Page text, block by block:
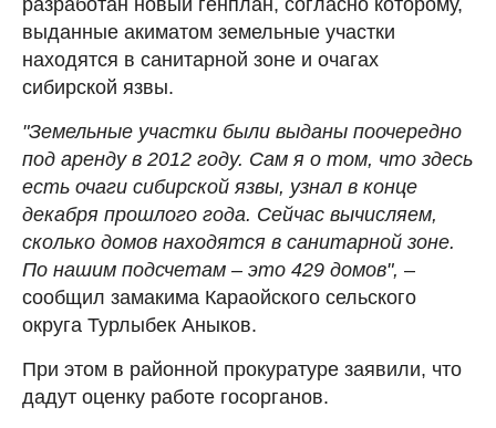
выданные акиматом земельные участки
находятся в санитарной зоне и очагах
сибирской язвы.
"Земельные участки были выданы поочередно
под аренду в 2012 году. Сам я о том, что здесь
есть очаги сибирской язвы, узнал в конце
декабря прошлого года. Сейчас вычисляем,
сколько домов находятся в санитарной зоне.
По нашим подсчетам – это 429 домов", –
сообщил замакима Караойского сельского
округа Турлыбек Аныков.
При этом в районной прокуратуре заявили, что
дадут оценку работе госорганов.